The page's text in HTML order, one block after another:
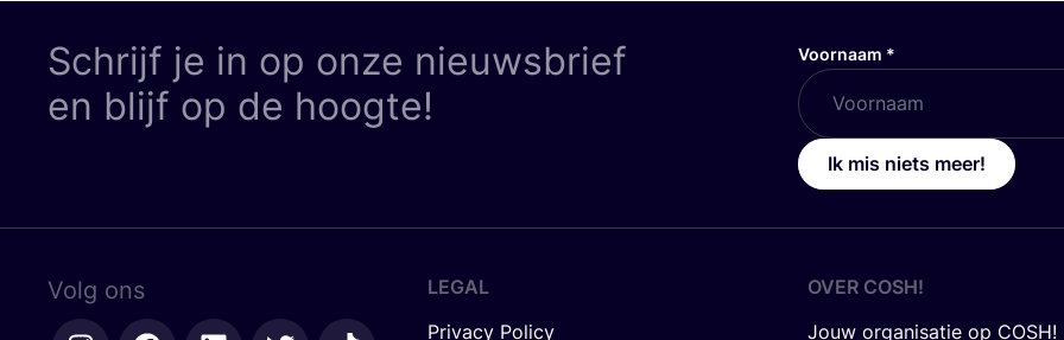
Schrijf je in op onze nieuwsbrief
en blijf op de hoogte!
Voornaam *
Ik mis niets meer!
Volg ons
LEGAL
Privacy Policy
OVER COSH!
Jouw organisatie op COSH!